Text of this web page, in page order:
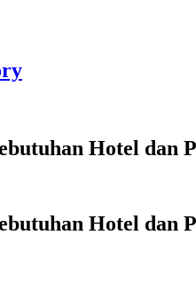
Hotel dan
Hotel dan